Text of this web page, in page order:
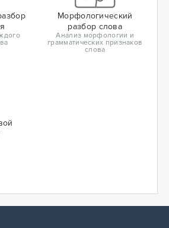
Морфологический
разбор слова
Анализ морфологии и
грамматических признаков
слова